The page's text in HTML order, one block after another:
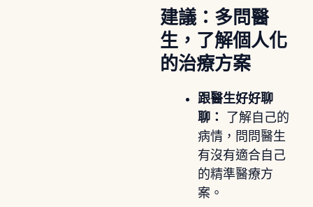
建議：多問醫
生，了解個人化
的治療方案
跟醫生好好聊
聊：
了解自己的
病情，問問醫生
有沒有適合自己
的精準醫療方
案。